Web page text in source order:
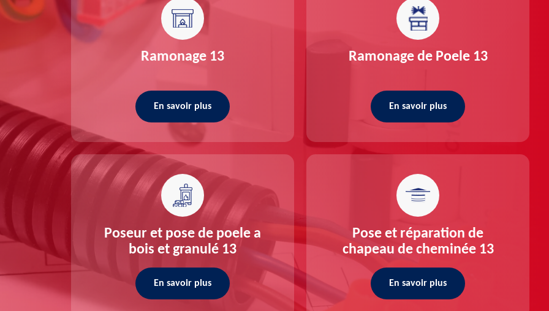
13
13
Ramonage 13
En savoir plus
Poseur et pose de poele a
bois et granulé 13
En savoir plus
Ramonage de Poele 13
En savoir plus
Pose et réparation de
chapeau de cheminée 13
En savoir plus